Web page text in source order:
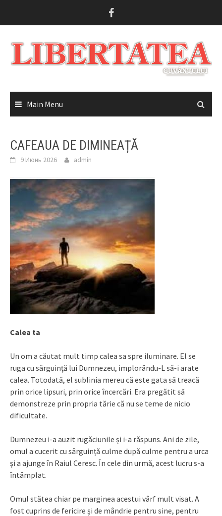
Main Menu
CAFEAUA DE DIMINEAȚĂ
9 Июнь 2026 admin
Calea ta
Un om a căutat mult timp calea sa spre iluminare. El se
ruga cu sârguință lui Dumnezeu, implorându-L să-i arate
calea. Totodată, el sublinia mereu că este gata să treacă
prin orice lipsuri, prin orice încercări. Era pregătit să
demonstreze prin propria tărie că nu se teme de nicio
dificultate.
Dumnezeu i-a auzit rugăciunile și i-a răspuns. Ani de zile,
omul a cucerit cu sârguință culme după culme pentru a urca
și a ajunge în Raiul Ceresc. În cele din urmă, acest lucru s-a
întâmplat.
Omul stătea chiar pe marginea acestui vârf mult visat. A
fost cuprins de fericire și de mândrie pentru sine, pentru